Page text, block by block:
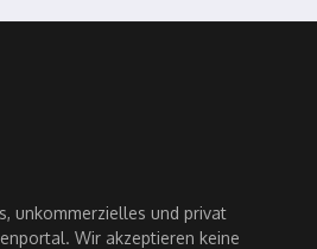
unkommerzielles und privat
Wir akzeptieren keine